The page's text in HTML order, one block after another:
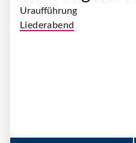
Uraufführung
Liederabend